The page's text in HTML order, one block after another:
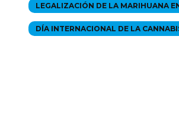
LEGALIZACIÓN DE LA MARIHUANA
DÍA INTERNACIONAL DE LA